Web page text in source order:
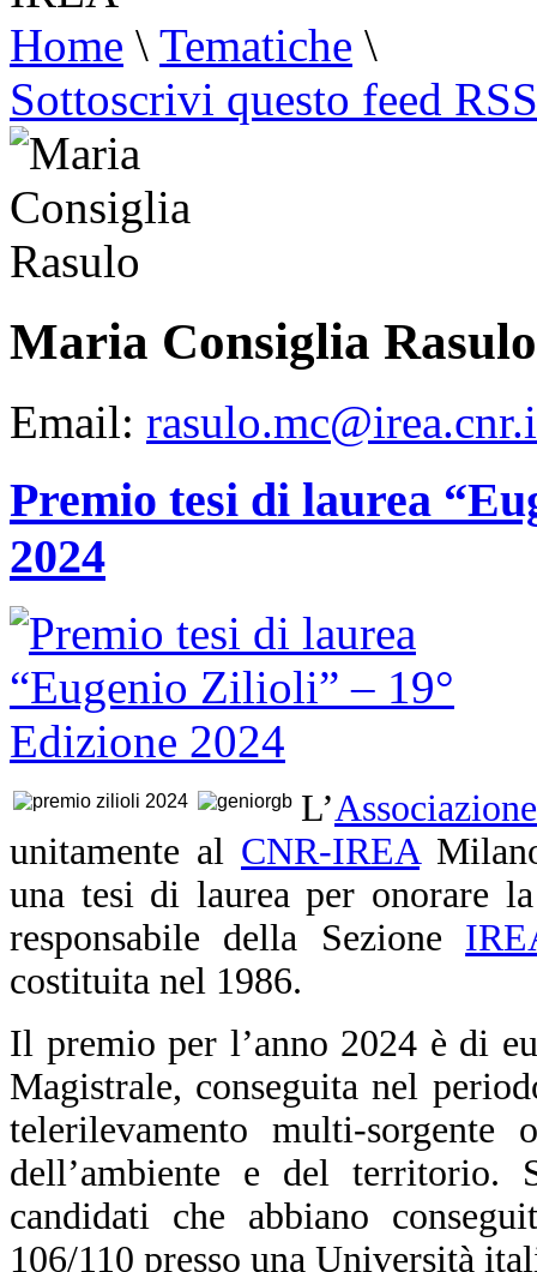
Home \ Tematiche \
Sottoscrivi questo feed RSS
Maria Consiglia Rasulo
Email:
Premio tesi di laurea
2024
L’
unitamente al CNR-IREA
una tesi di laurea per onorare
responsabile della Sezione
costituita nel 1986.
Il premio per l’anno 2024 è di
Magistrale, conseguita nel
telerilevamento multi-
dell’ambiente e del territorio.
candidati che abbiano
106/110 presso una Università